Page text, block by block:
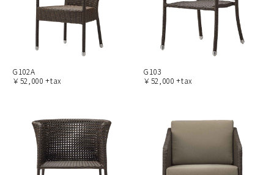
G102A
￥52,000 +tax
G103
￥52,000 +tax